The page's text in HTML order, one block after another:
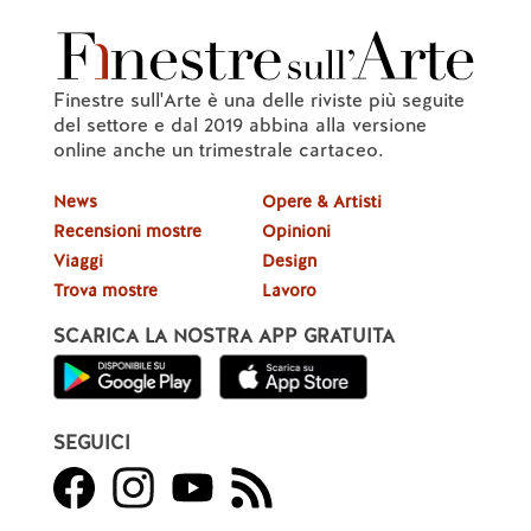
Finestre sull'Arte è una delle riviste più seguite
del settore e dal 2019 abbina alla versione
online anche un trimestrale cartaceo.
News
Recensioni mostre
Viaggi
Trova mostre
Opere & Artisti
Opinioni
Design
Lavoro
SCARICA LA NOSTRA APP GRATUITA
SEGUICI